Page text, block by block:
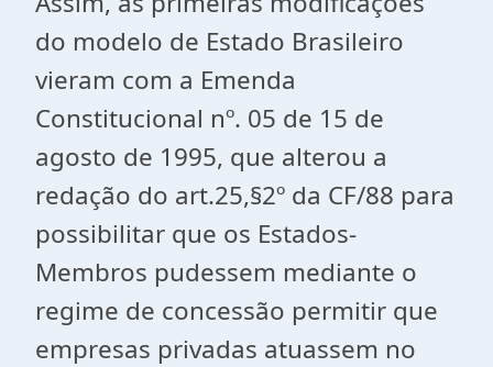
do modelo de Estado Brasileiro
vieram com a Emenda
Constitucional nº. 05 de 15 de
agosto de 1995, que alterou a
redação do art.25,§2º da CF/88 para
possibilitar que os Estados-
Membros pudessem mediante o
regime de concessão permitir que
empresas privadas atuassem no